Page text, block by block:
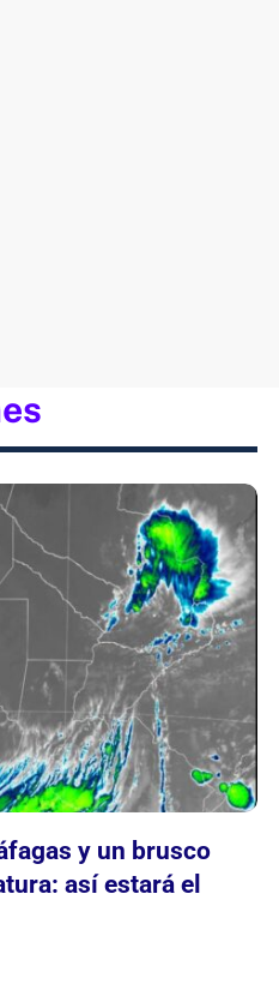
y un brusco
así estará el